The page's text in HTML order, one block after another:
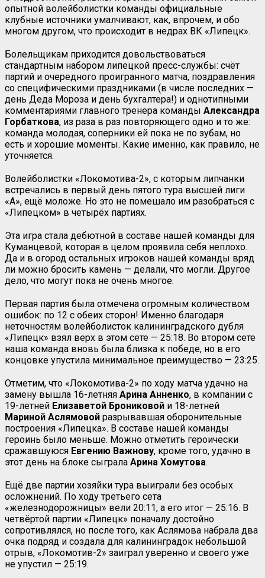
опытной волейболистки команды официальные
клубные источники умалчивают, как, впрочем, и обо
многом другом, что происходит в недрах ВК «Липецк».
Болельщикам приходится довольствоваться
стандартным набором липецкой пресс-службы: счёт
партий и очередного проигранного матча, поздравления
со специфическими праздниками (в числе последних —
день Деда Мороза и день бухгалтера!) и однотипными
комментариями главного тренера команды Александра
Горбаткова, из раза в раз повторяющего одно и то же:
команда молодая, соперники ей пока не по зубам, но
есть и хорошие моменты. Какие именно, как правило, не
уточняется.
Волейболистки «Локомотива-2», с которым липчанки
встречались в первый день пятого тура высшей лиги
«А», ещё моложе. Но это не помешало им разобраться с
«Липецком» в четырёх партиях.
Эта игра стала дебютной в составе нашей команды для
Куманцевой, которая в целом проявила себя неплохо.
Да и в огород остальных игроков нашей команды вряд
ли можно бросить камень — делали, что могли. Другое
дело, что могут пока не очень многое.
Первая партия была отмечена огромным количеством
ошибок: по 12 с обеих сторон! Именно благодаря
неточностям волейболисток калининградского дубля
«Липецк» взял верх в этом сете — 25:18. Во втором сете
наша команда вновь была близка к победе, но в его
концовке упустила минимальное преимущество — 23:25.
Отметим, что «Локомотива-2» по ходу матча удачно на
замену вышла 16-летняя Арина Анненко, в компании с
19-летней Елизаветой Брониковой и 18-летней
Мариной Аслямовой разрывавшая оборонительные
построения «Липецка». В составе нашей команды
героинь было меньше. Можно отметить героически
сражавшуюся Евгению Важнову, кроме того, удачно в
этот день на блоке сыграла Арина Хомутова.
Ещё две партии хозяйки тура выиграли без особых
осложнений. По ходу третьего сета
«железнодорожницы» вели 20:11, а его итог — 25:16. В
четвёртой партии «Липецк» поначалу достойно
сопротивлялся, но после того, как Аслямова набрала два
очка подряд и создала для калининградок небольшой
отрыв, «Локомотив-2» заиграл уверенно и своего уже
не упустил — 25:19.